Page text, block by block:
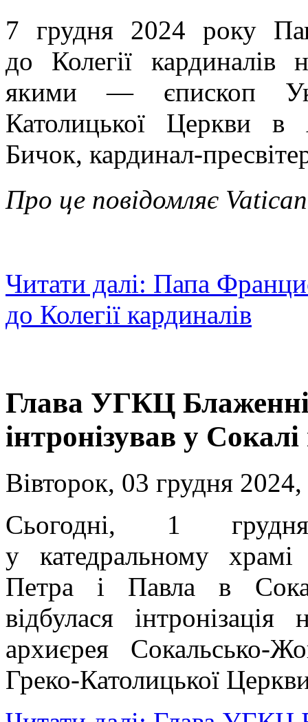
7 грудня 2024 року
до Колегії кардиналів
якими — єпископ
Католицької Церкви в
Бичок, кардинал-
Про це повідомляє
Читати далі: Папа
до Колегії кардиналів
Глава УГКЦ
інтронізував у
Вівторок, 03 грудня
Сьогодні, 1
у катедральному храмі
Петра і Павла в
відбулася інтронізація
архиєрея Сокальсько-
Греко-Католицької